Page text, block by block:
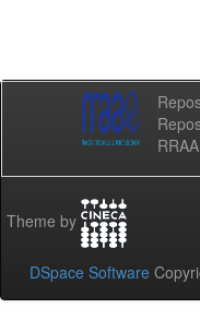
Theme by
DSpace Software